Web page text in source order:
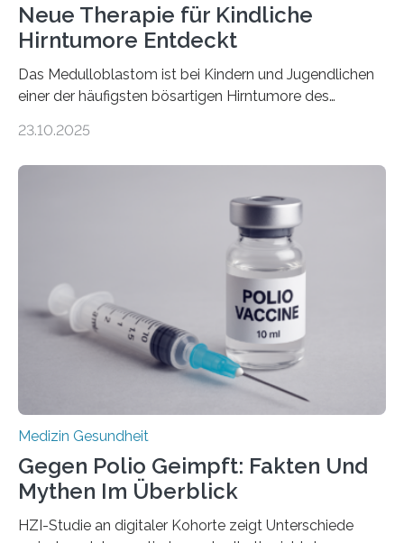
Neue Therapie für Kindliche
Hirntumore Entdeckt
Das Medulloblastom ist bei Kindern und Jugendlichen
einer der häufigsten bösartigen Hirntumore des
Betroffenen können mit heutigen Methoden geheilt
Dringend benötigt werden zielgerichtete Therapien, die
nur Tumorschwachstellen angreifen und normales
Gewebe verschonen. Forschende um Daniel Merk vom
Hertie-Institut für klinische Hirnforschung am
Universitätsklinikum Tübingen haben eine solche
Schwachstelle im Erbgut einer Untergruppe des
Medulloblastoms gefunden. Die Wilhelm Sander-
Stiftung unterstützte das Projekt…
23.10.2025
Medizin Gesundheit
Gegen Polio Geimpft: Fakten Und
Mythen Im Überblick
HZI-Studie an digitaler Kohorte zeigt Unterschiede